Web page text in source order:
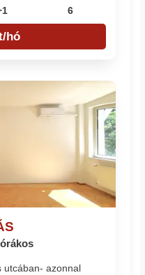
6
hó
utcában- azonnal